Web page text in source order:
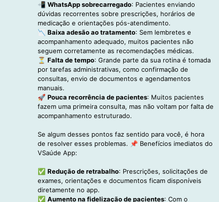
📲WhatsApp sobrecarregado: Pacientes enviando
dúvidas recorrentes sobre prescrições, horários de
medicação e orientações pós-atendimento.
📉Baixa adesão ao tratamento: Sem lembretes e
acompanhamento adequado, muitos pacientes não
seguem corretamente as recomendações médicas.
⏳Falta de tempo: Grande parte da sua rotina é tomada
por tarefas administrativas, como confirmação de
consultas, envio de documentos e agendamentos
manuais.
🚀Pouca recorrência de pacientes: Muitos pacientes
fazem uma primeira consulta, mas não voltam por falta de
acompanhamento estruturado.
Se algum desses pontos faz sentido para você, é hora
de resolver esses problemas. 📌 Benefícios imediatos do
VSaúde App:
✅Redução de retrabalho: Prescrições, solicitações de
exames, orientações e documentos ficam disponíveis
diretamente no app.
✅Aumento na fidelização de pacientes: Com o